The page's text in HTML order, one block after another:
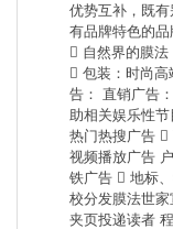
优势互补，既
有品牌特色的
 自然界的膜
 包装：时尚
告： 直销广告
助相关娱乐性
热门热搜广告 
视频播放广告
铁广告  地标
校分发膜法世
夹页投递读者